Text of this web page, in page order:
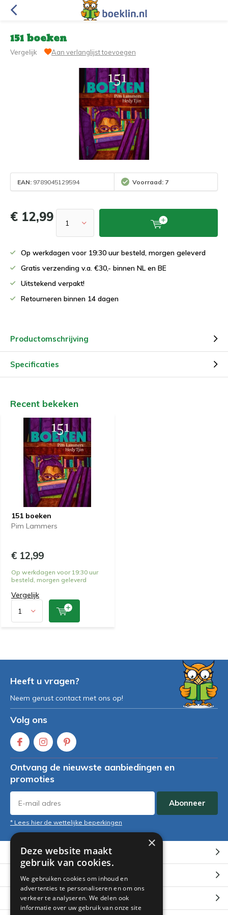
151 boeken
Vergelijk Aan verlanglijst toevoegen
EAN: 9789045129594 Voorraad: 7
€ 12,99
Op werkdagen voor 19:30 uur besteld, morgen geleverd
Gratis verzending v.a. €30,- binnen NL en BE
Uitstekend verpakt!
Retourneren binnen 14 dagen
Productomschrijving
Specificaties
Recent bekeken
151 boeken
Pim Lammers
€ 12,99
Op werkdagen voor 19:30 uur
besteld, morgen geleverd
Vergelijk
Heeft u vragen?
Neem gerust contact met ons op!
Volg ons
Ontvang de nieuwste aanbiedingen en
promoties
Abonneer
* Lees hier de wettelijke beperkingen
Klantenservice
Mijn account
Categorieën
×
Deze website maakt
gebruik van cookies.
We gebruiken cookies om inhoud en
advertenties te personaliseren en om ons
verkeer te analyseren. We delen ook
informatie over uw gebruik van onze site